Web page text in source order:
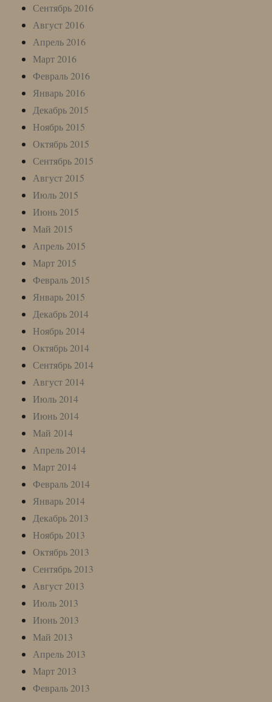
Сентябрь 2016
Август 2016
Апрель 2016
Март 2016
Февраль 2016
Январь 2016
Декабрь 2015
Ноябрь 2015
Октябрь 2015
Сентябрь 2015
Август 2015
Июль 2015
Июнь 2015
Май 2015
Апрель 2015
Март 2015
Февраль 2015
Январь 2015
Декабрь 2014
Ноябрь 2014
Октябрь 2014
Сентябрь 2014
Август 2014
Июль 2014
Июнь 2014
Май 2014
Апрель 2014
Март 2014
Февраль 2014
Январь 2014
Декабрь 2013
Ноябрь 2013
Октябрь 2013
Сентябрь 2013
Август 2013
Июль 2013
Июнь 2013
Май 2013
Апрель 2013
Март 2013
Февраль 2013